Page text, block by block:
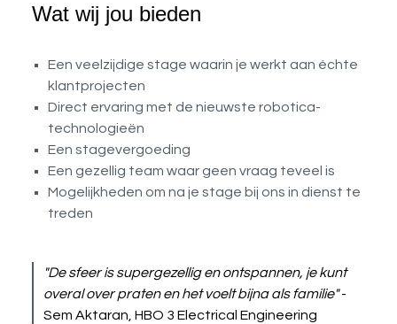
Wat wij jou bieden
Een veelzijdige stage waarin je werkt aan échte
klantprojecten
Direct ervaring met de nieuwste robotica-
technologieën
Een stagevergoeding
Een gezellig team waar geen vraag teveel is
Mogelijkheden om na je stage bij ons in dienst te
treden
"De sfeer is supergezellig en ontspannen, je kunt
overal over praten en het voelt bijna als familie"-
Sem Aktaran, HBO 3 Electrical Engineering